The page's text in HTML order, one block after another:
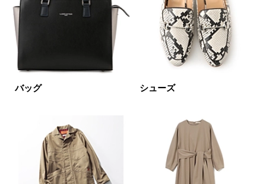
カテゴリ 雑誌全て
サイズ
掲載雑誌
価格
表示オプション
バッグ シューズ